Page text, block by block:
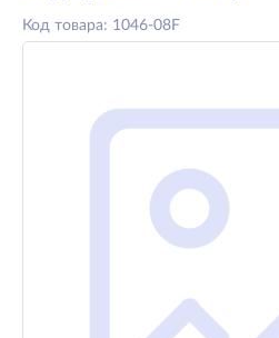
Код товара: 1046-08F